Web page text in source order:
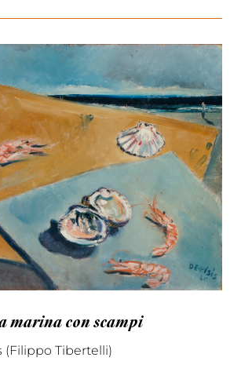
marina con scampi
(Filippo Tibertelli)